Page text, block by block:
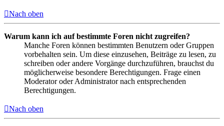
Nach oben
Warum kann ich auf bestimmte Foren nicht zugreifen?
Manche Foren können bestimmten Benutzern oder Gruppen
vorbehalten sein. Um diese einzusehen, Beiträge zu lesen, zu
schreiben oder andere Vorgänge durchzuführen, brauchst du
möglicherweise besondere Berechtigungen. Frage einen
Moderator oder Administrator nach entsprechenden
Berechtigungen.
Nach oben